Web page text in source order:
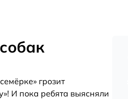
грозит
И пока ребята выясняли